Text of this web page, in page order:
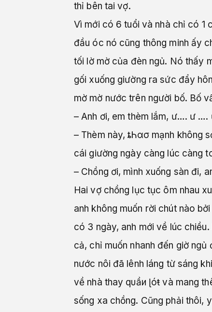
thỉ bên tai vợ.
Vì mới có 6 tuổi và nhà chỉ có 1
đầu óc nó cũng thông minh ấy
tối lờ mờ của đèn ngủ. Nó thấy
gối xuống giường ra sức đẩy
mờ mờ nước trên người bố. Bố
– Anh ơi, em thèm lắm, ư…. ư
– Thèm này, ȶᏂασ mạnh không
cái giường ngày càng lúc càng
– Chồng ơi, mình xuống sàn đi,
Hai vợ chồng lục tục ôm nhau
anh không muốn rời chút nào
có 3 ngày, anh mới về lúc
cả, chỉ muốn nhanh đến giờ
nước nôi đã lênh láng từ sáng
về nhà thay qυầи ɭóŧ và mang
sống xa chồng. Cũng phải thôi,